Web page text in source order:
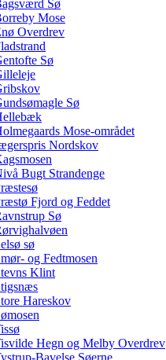
Sø
Mose
Overdrev
Sø
Sø
Mose-området
Nordskov
Bugt Strandenge
Fjord og Feddet
Sø
sø
og Fedtmosen
Klint
Hareskov
Hegn og Melby Overdrev
Bavelse Søerne